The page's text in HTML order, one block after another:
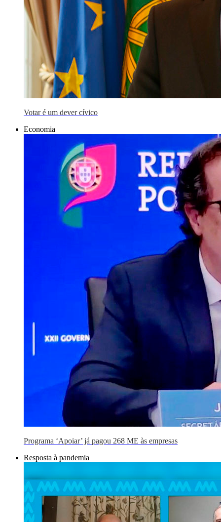
Votar é um dever cívico
Economia
Programa ‘Apoiar’ já pagou 268 ME às empresas
Resposta à pandemia